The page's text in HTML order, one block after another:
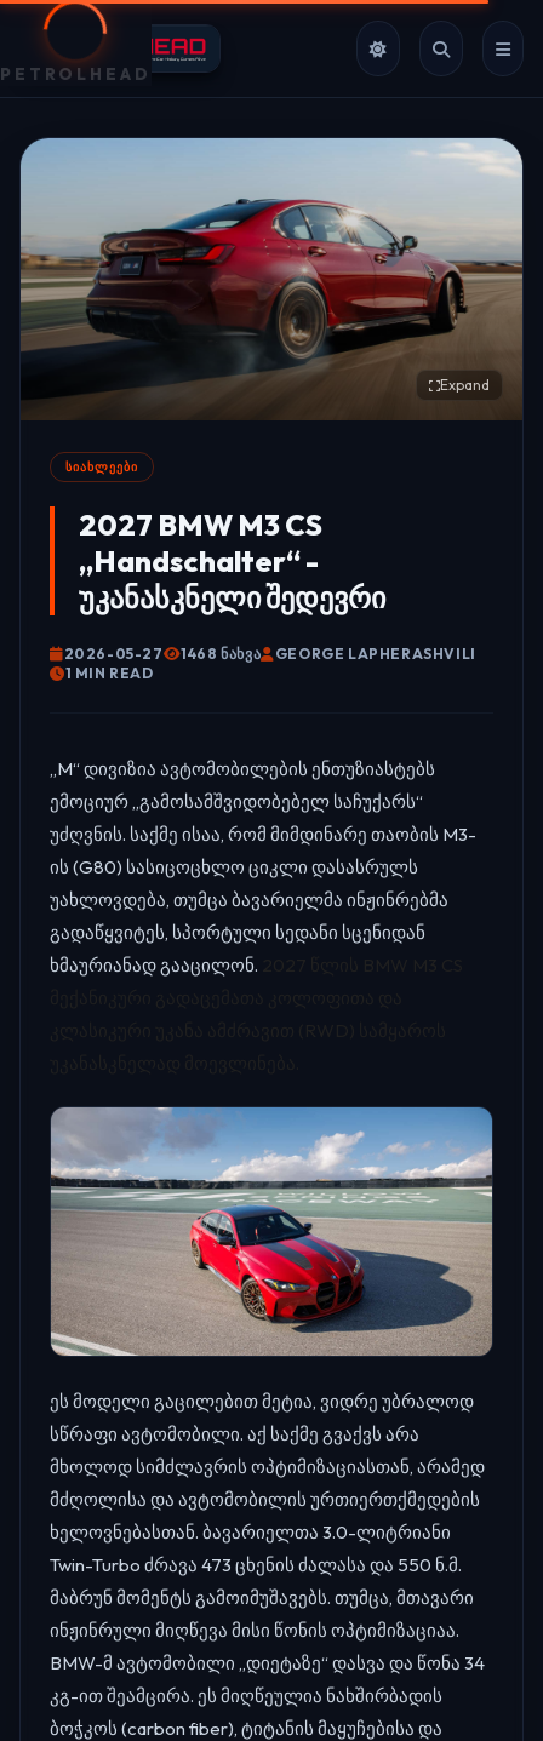
PETROLHEAD
Expand
ᲡᲘᲐᲮᲚᲔᲔᲑᲘ
2027 BMW M3 CS
„Handschalter“ -
უკანასკნელი შედევრი
2026-05-27 1468 ᲜᲐᲮᲕᲐ
GEORGE LAPHERASHVILI
1 MIN READ
„M“ დივიზია ავტომობილების ენთუზიასტებს
ემოციურ „გამოსამშვიდობებელ საჩუქარს“
უძღვნის. საქმე ისაა, რომ მიმდინარე თაობის M3-
ის (G80) სასიცოცხლო ციკლი დასასრულს
უახლოვდება, თუმცა ბავარიელმა ინჟინრებმა
გადაწყვიტეს, სპორტული სედანი სცენიდან
ხმაურიანად გააცილონ.
ეს მოდელი გაცილებით მეტია, ვიდრე უბრალოდ
სწრაფი ავტომობილი. აქ საქმე გვაქვს არა
მხოლოდ სიმძლავრის ოპტიმიზაციასთან, არამედ
მძღოლისა და ავტომობილის ურთიერთქმედების
ხელოვნებასთან. ბავარიელთა 3.0-ლიტრიანი
Twin-Turbo ძრავა 473 ცხენის ძალასა და 550 ნ.მ.
მაბრუნ მომენტს გამოიმუშავებს. თუმცა, მთავარი
ინჟინრული მიღწევა მისი წონის ოპტიმიზაციაა.
BMW-მ ავტომობილი „დიეტაზე“ დასვა და წონა 34
კგ-ით შეამცირა. ეს მიღწეულია ნახშირბადის
ბოჭკოს (carbon fiber), ტიტანის მაყუჩებისა და